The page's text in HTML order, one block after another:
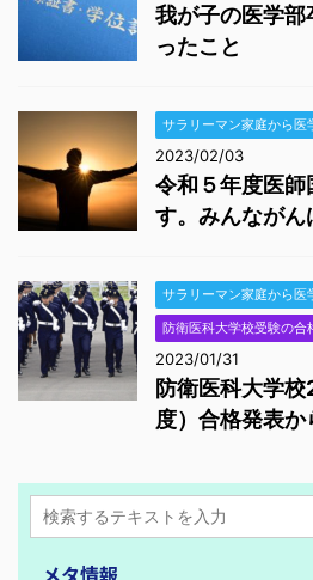
我が子の医学
ったこと
サラリーマン家庭から医
2023/02/03
令和５年度医師
す。みんながん
サラリーマン家庭から医
防衛医科大学校受験の合
2023/01/31
防衛医科大学
度）合格発表
メタ情報